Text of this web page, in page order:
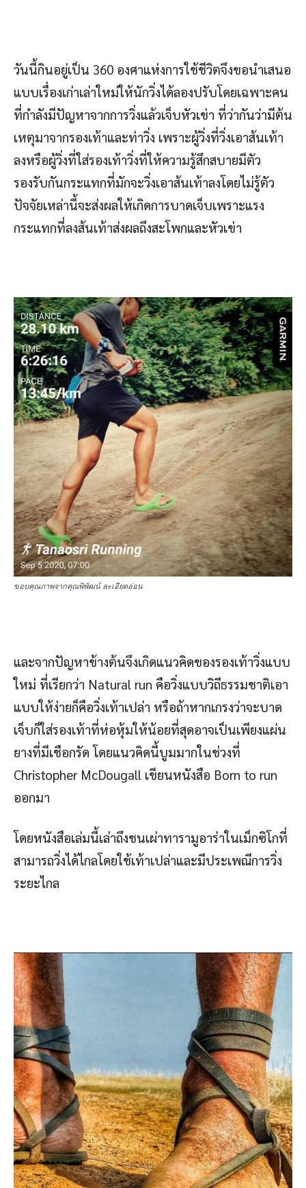
วันนี้กินอยู่เป็น 360 องศาแห่งการใช้ชีวิตจึงขอนำเสนอ
แบบเรื่องเก่าเล่าใหม่ให้นักวิ่งได้ลองปรับโดยเฉพาะคน
ที่กำลังมีปัญหาจากการวิ่งแล้วเจ็บหัวเข่า ที่ว่ากันว่ามีต้น
เหตุมาจากรองเท้าและท่าวิ่ง เพราะผู้วิ่งที่วิ่งเอาส้นเท้า
ลงหรือผู้วิ่งที่ใส่รองเท้าวิ่งที่ให้ความรู้สึกสบายมีตัว
รองรับกันกระแทกที่มักจะวิ่งเอาส้นเท้าลงโดยไม่รู้ตัว
ปัจจัยเหล่านี้จะส่งผลให้เกิดการบาดเจ็บเพราะแรง
กระแทกที่ลงส้นเท้าส่งผลถึงสะโพกและหัวเข่า
ขอบคุณภาพจากคุณพิพัฒน์ ละเอียดอ่อน
และจากปัญหาข้างต้นจึงเกิดแนวคิดของรองเท้าวิ่งแบบ
ใหม่ ที่เรียกว่า Natural run คือวิ่งแบบวิถีธรรมชาติเอา
แบบให้ง่ายก็คือวิ่งเท้าเปล่า หรือถ้าหากเกรงว่าจะบาด
เจ็บก็ใส่รองเท้าที่ห่อหุ้มให้น้อยที่สุดอาจเป็นเพียงแผ่น
ยางที่มีเชือกรัด โดยแนวคิดนี้บูมมากในช่วงที่
Christopher McDougall เขียนหนังสือ Born to run
ออกมา
โดยหนังสือเล่มนี้เล่าถึงชนเผ่าทารามูอาร่าในเม็กซิโกที่
สามารถวิ่งได้ไกลโดยใช้เท้าเปล่าและมีประเพณีการวิ่ง
ระยะไกล